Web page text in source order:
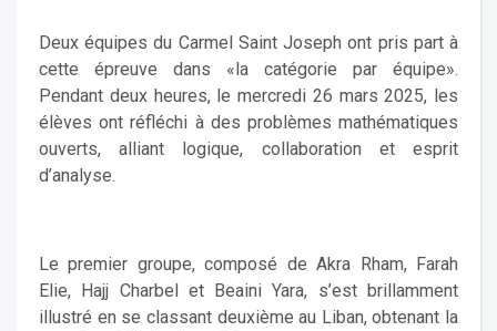
Deux équipes du Carmel Saint Joseph ont pris part à
cette épreuve dans «la catégorie par équipe».
Pendant deux heures, le mercredi 26 mars 2025, les
élèves ont réfléchi à des problèmes mathématiques
ouverts, alliant logique, collaboration et esprit
d’analyse.
Le premier groupe, composé de Akra Rham, Farah
Elie, Hajj Charbel et Beaini Yara, s’est brillamment
illustré en se classant deuxième au Liban, obtenant la